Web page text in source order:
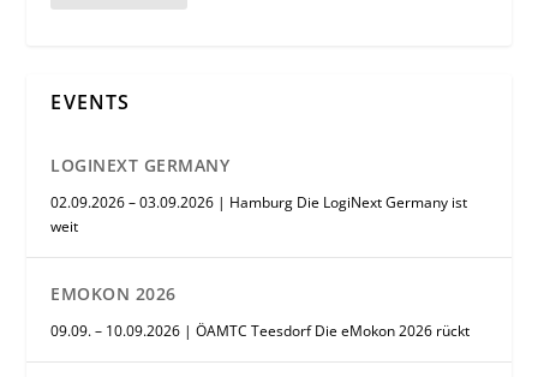
EVENTS
LOGINEXT GERMANY
02.09.2026 – 03.09.2026 | Hamburg Die LogiNext Germany ist
weit
EMOKON 2026
09.09. – 10.09.2026 | ÖAMTC Teesdorf Die eMokon 2026 rückt